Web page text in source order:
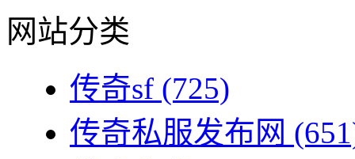
网站分类
传奇sf (725)
传奇私服发布网